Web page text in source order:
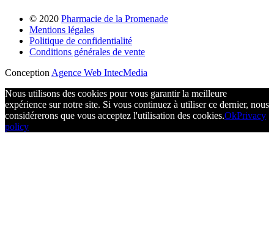
© 2020 Pharmacie de la Promenade
Mentions légales
Politique de confidentialité
Conditions générales de vente
Conception Agence Web IntecMedia
Nous utilisons des cookies pour vous garantir la meilleure
expérience sur notre site. Si vous continuez à utiliser ce dernier, nous
considérerons que vous acceptez l'utilisation des cookies.OkPrivacy
policy